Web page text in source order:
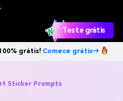
Teste grátis
grátis! Comece grátis→
Sticker Prompts